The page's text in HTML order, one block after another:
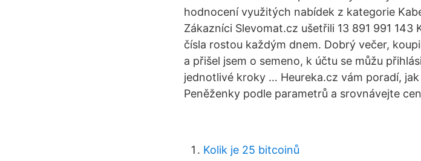
hodnocení využitých nabídek z kategorie
Zákazníci Slevomat.cz ušetřili 13 891 991
čísla rostou každým dnem. Dobrý večer,
a přišel jsem o semeno, k účtu se můžu
jednotlivé kroky … Heureka.cz vám poradí,
Peněženky podle parametrů a srovnávejte
Kolik je 25 bitcoinů